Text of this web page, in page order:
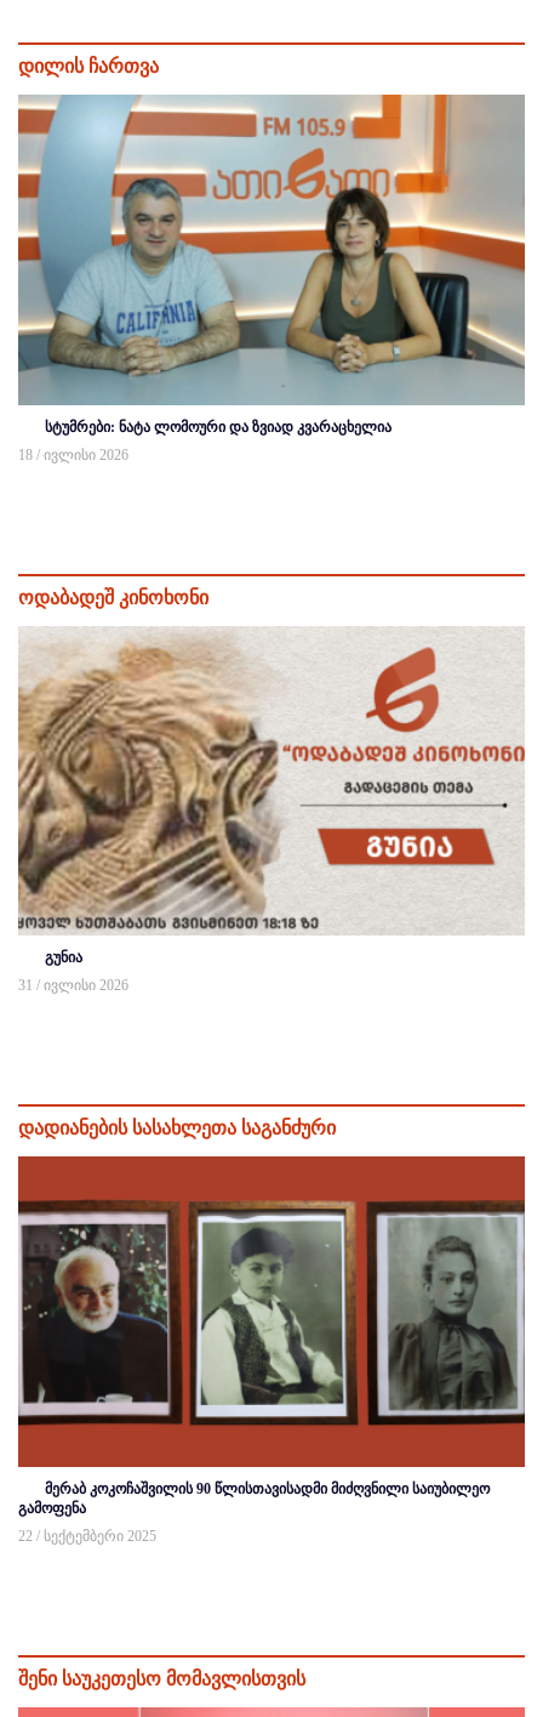
დილის ჩართვა
სტუმრები: ნატა ლომოური და ზვიად კვარაცხელია
18 / ივლისი 2026
ოდაბადეშ კინოხონი
გუნია
31 / ივლისი 2026
დადიანების სასახლეთა საგანძური
მერაბ კოკოჩაშვილის 90 წლისთავისადმი მიძღვნილი საიუბილეო
გამოფენა
22 / სექტემბერი 2025
შენი საუკეთესო მომავლისთვის